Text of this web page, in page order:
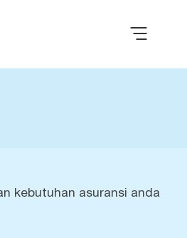
kebutuhan asuransi anda